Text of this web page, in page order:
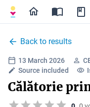
Back to results
13 March 2026
Source included
Călătorie